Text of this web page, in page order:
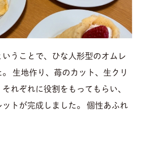
うことで、ひな人形型のオムレ
生地作り、苺のカット、生クリ
れぞれに役割をもってもらい、
トが完成しました。 個性あふれ